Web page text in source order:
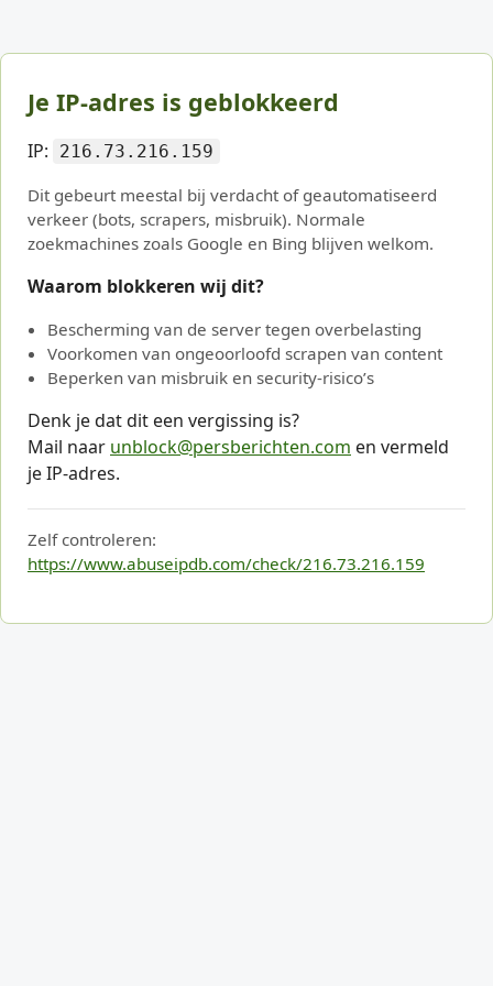
Je IP-adres is geblokkeerd
IP: 216.73.216.159
Dit gebeurt meestal bij verdacht of geautomatiseerd
verkeer (bots, scrapers, misbruik). Normale
zoekmachines zoals Google en Bing blijven welkom.
Waarom blokkeren wij dit?
Bescherming van de server tegen overbelasting
Voorkomen van ongeoorloofd scrapen van content
Beperken van misbruik en security-risico’s
Denk je dat dit een vergissing is?
Mail naar unblock@persberichten.com en vermeld
je IP-adres.
Zelf controleren:
https://www.abuseipdb.com/check/216.73.216.159